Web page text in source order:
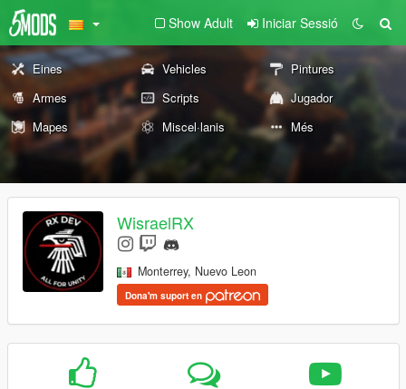
Show Adult Iniciar Sessió
Eines Vehicles
Pintures
Armes
Scripts
Jugador
Mapes
Miscel·lanis Més
WisraelRX
Monterrey, Nuevo Leon
Dona'm suport en